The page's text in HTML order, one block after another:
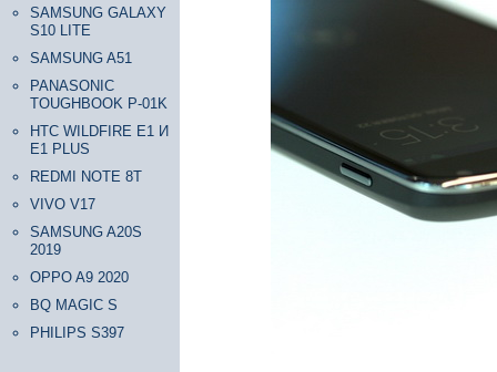
SAMSUNG GALAXY
S10 LITE
SAMSUNG A51
PANASONIC
TOUGHBOOK P-01K
HTC WILDFIRE E1 И
E1 PLUS
REDMI NOTE 8T
VIVO V17
SAMSUNG A20S
2019
OPPO A9 2020
BQ MAGIC S
PHILIPS S397